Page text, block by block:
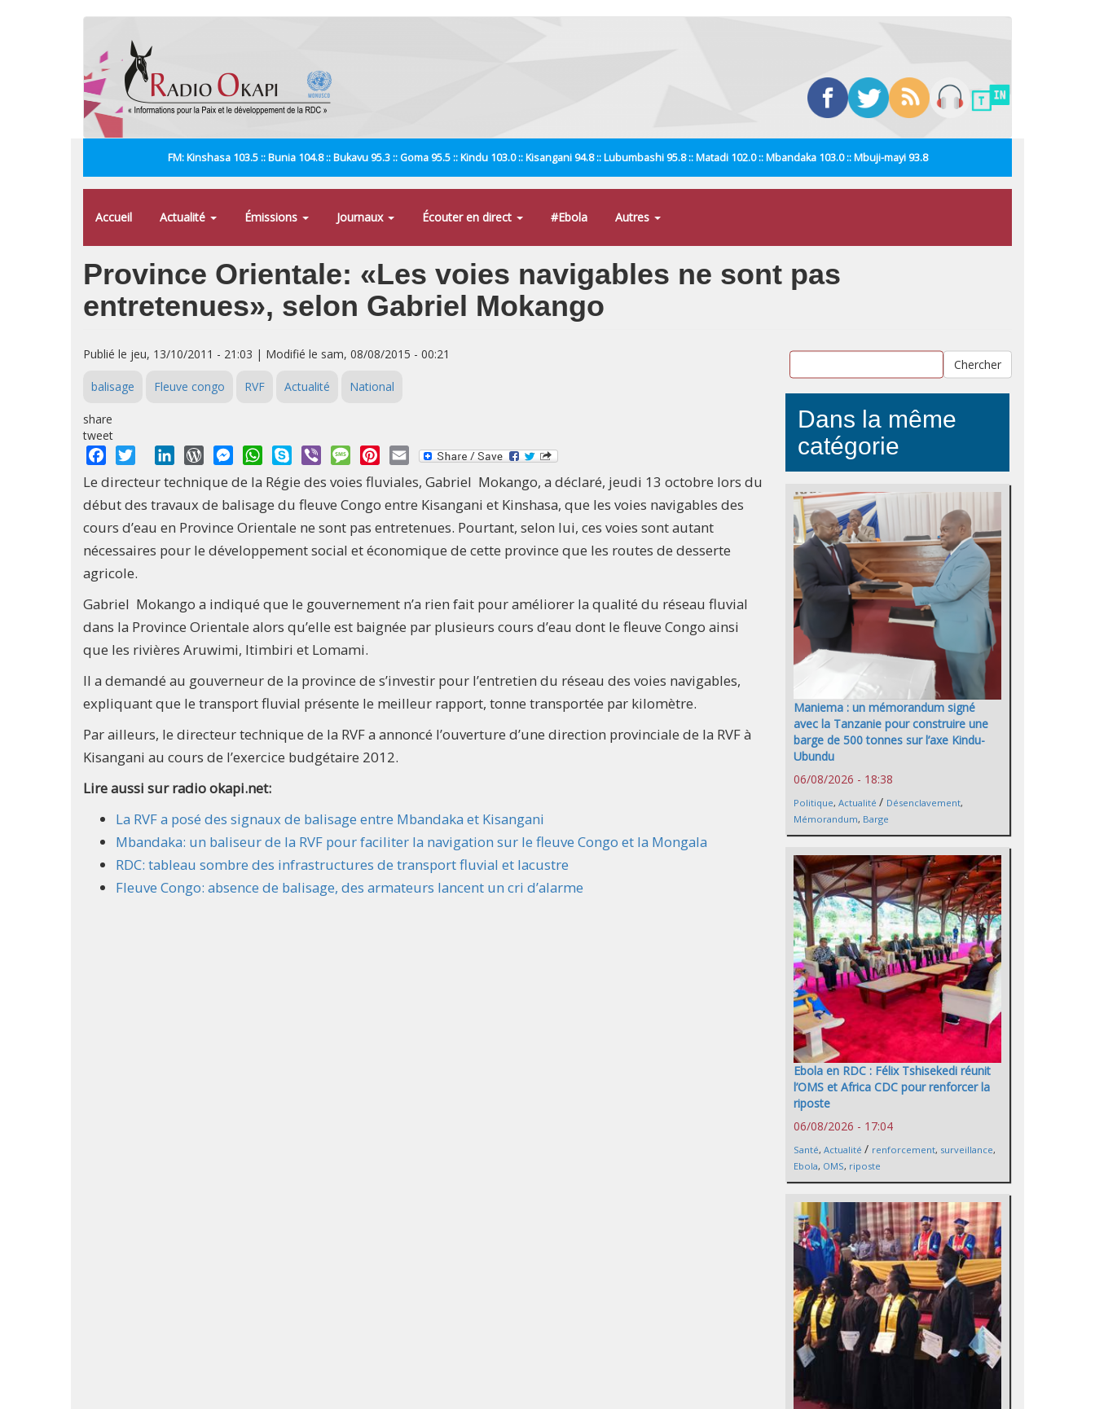
FM: Kinshasa 103.5 :: Bunia 104.8 :: Bukavu 95.3 :: Goma 95.5 :: Kindu 103.0 :: Kisangani 94.8 :: Lubumbashi 95.8 :: Matadi 102.0 :: Mbandaka 103.0 :: Mbuji-mayi 93.8
Accueil Actualité Émissions Journaux Écouter en direct #Ebola Autres
Province Orientale: «Les voies navigables ne sont pas
entretenues», selon Gabriel Mokango
Publié le jeu, 13/10/2011 - 21:03 | Modifié le sam, 08/08/2015 - 00:21
balisage Fleuve congo RVF Actualité National
share
tweet
Facebook
Twitter LinkedInWordPressMessengerWhatsApp
Skype Viber MessagePinterest
Email
Le directeur technique de la Régie des voies fluviales, Gabriel Mokango, a déclaré, jeudi 13 octobre lors du
début des travaux de balisage du fleuve Congo entre Kisangani et Kinshasa, que les voies navigables des
cours d’eau en Province Orientale ne sont pas entretenues. Pourtant, selon lui, ces voies sont autant
nécessaires pour le développement social et économique de cette province que les routes de desserte
agricole.
Gabriel Mokango a indiqué que le gouvernement n’a rien fait pour améliorer la qualité du réseau fluvial
dans la Province Orientale alors qu’elle est baignée par plusieurs cours d’eau dont le fleuve Congo ainsi
que les rivières Aruwimi, Itimbiri et Lomami.
Il a demandé au gouverneur de la province de s’investir pour l’entretien du réseau des voies navigables,
expliquant que le transport fluvial présente le meilleur rapport, tonne transportée par kilomètre.
Par ailleurs, le directeur technique de la RVF a annoncé l’ouverture d’une direction provinciale de la RVF à
Kisangani au cours de l’exercice budgétaire 2012.
Lire aussi sur radio okapi.net:
La RVF a posé des signaux de balisage entre Mbandaka et Kisangani
Mbandaka: un baliseur de la RVF pour faciliter la navigation sur le fleuve Congo et la Mongala
RDC: tableau sombre des infrastructures de transport fluvial et lacustre
Fleuve Congo: absence de balisage, des armateurs lancent un cri d’alarme
Chercher
Dans la même
catégorie
Maniema : un mémorandum signé
avec la Tanzanie pour construire une
barge de 500 tonnes sur l’axe Kindu-
Ubundu
06/08/2026 - 18:38
Politique, Actualité / Désenclavement,
Mémorandum, Barge
Ebola en RDC : Félix Tshisekedi réunit
l’OMS et Africa CDC pour renforcer la
riposte
06/08/2026 - 17:04
Santé, Actualité / renforcement, surveillance,
Ebola, OMS, riposte